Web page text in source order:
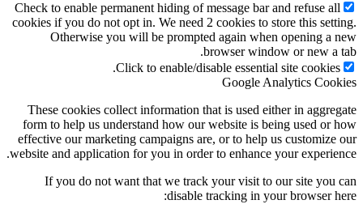
Check to enable permanent hiding of message bar
cookies if you do not opt in. We need 2 cookies to
Otherwise you will be prompted again when
browser
Click to enable/disable essential
Google
These cookies collect information that is used
form to help us understand how our website is
effective our marketing campaigns are, or to help us
website and application for you in order to enhance
If you do not want that we track your visit to
disable tracking in your